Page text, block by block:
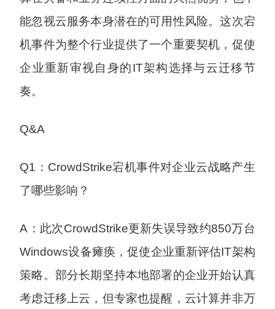
能忽视云服务本身潜在的可用性风险。这次宕
机事件为整个行业提供了一个重要契机，促使
企业重新审视自身的IT架构选择与云迁移节
奏。
Q&A
Q1：CrowdStrike宕机事件对企业云战略产生
了哪些影响？
A：此次CrowdStrike更新失误导致约850万台
Windows设备瘫痪，促使企业重新评估IT架构
策略。部分长期坚持本地部署的企业开始认真
考虑迁移上云，但专家也提醒，云计算并非万